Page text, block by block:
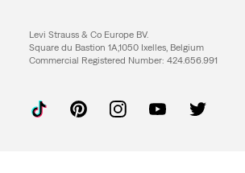
Levi Strauss & Co Europe BV.
Square du Bastion 1A,1050 Ixelles, Belgium
Commercial Registered Number: 424.656.991